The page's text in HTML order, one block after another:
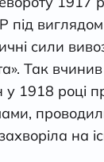
виглядом
сили
Так
у 1918 році
на